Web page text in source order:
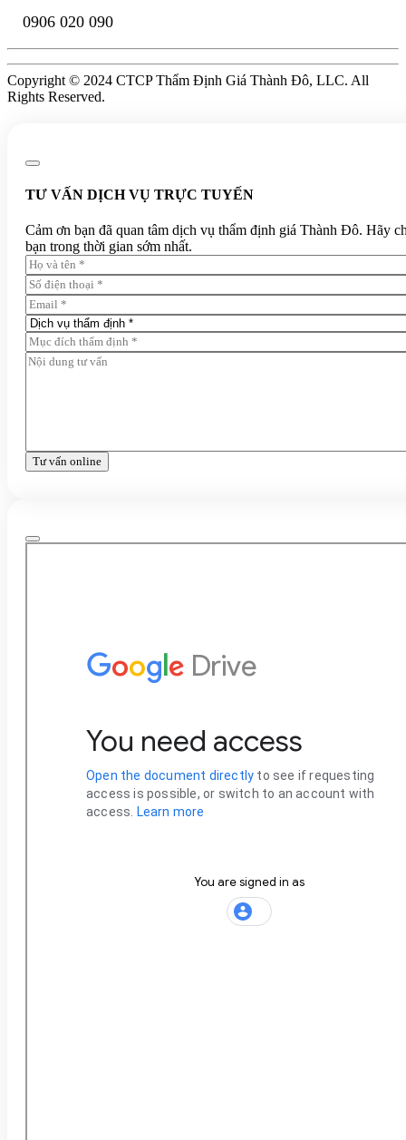
0906 020 090
Copyright © 2024 CTCP Thẩm Định Giá Thành Đô, LLC. All
Rights Reserved.
TƯ VẤN DỊCH VỤ TRỰC TUYẾN
Cảm ơn bạn đã quan tâm dịch vụ thẩm định giá Thành Đô. Hãy
bạn trong thời gian sớm nhất.
Tư vấn online